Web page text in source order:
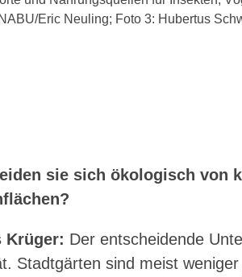
Eric Neuling; Foto 3: Hubertus
sie sich ökologisch von
Krüger: Der entscheidende
Stadtgärten sind meist